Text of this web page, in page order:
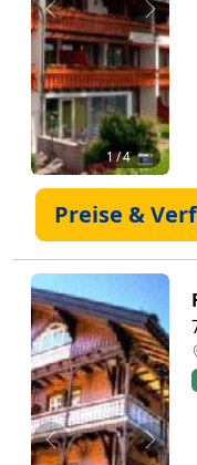
Zurück Weiter
1/ 4 📷
Preise &
Zurück Weiter